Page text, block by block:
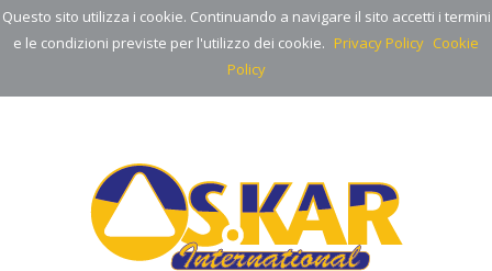
Questo sito utilizza i cookie. Continuando a navigare il sito accetti i termini
e le condizioni previste per l'utilizzo dei cookie. Privacy Policy Cookie
Policy